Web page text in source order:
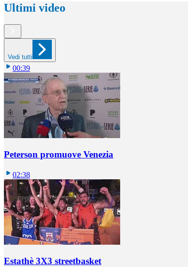
Ultimi video
Vedi tutti
00:39
Peterson promuove Venezia
02:38
Estathè 3X3 streetbasket